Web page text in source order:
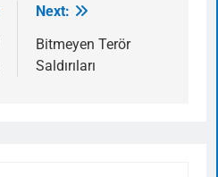
Next:
Bitmeyen Terör
Saldırıları